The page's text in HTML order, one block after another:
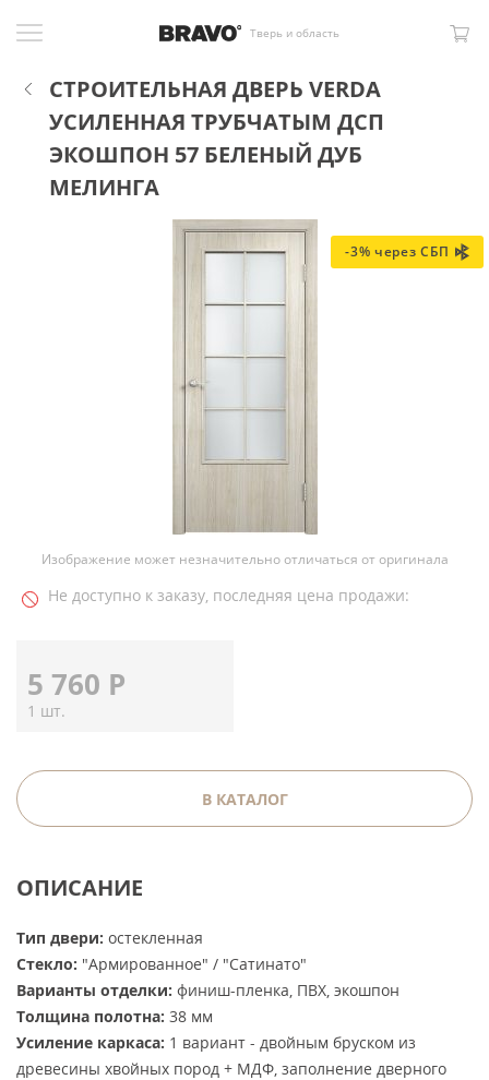
Тверь и область
СТРОИТЕЛЬНАЯ ДВЕРЬ VERDA
УСИЛЕННАЯ ТРУБЧАТЫМ ДСП
ЭКОШПОН 57 БЕЛЕНЫЙ ДУБ
МЕЛИНГА
-3% через СБП
Изображение может незначительно отличаться от оригинала
Не доступно к заказу, последняя цена продажи:
5 760 Р
1 шт.
В КАТАЛОГ
ОПИСАНИЕ
Тип двери: остекленная
Стекло: "Армированное" / "Сатинато"
Варианты отделки: финиш-пленка, ПВХ, экошпон
Толщина полотна: 38 мм
Усиление каркаса: 1 вариант - двойным бруском из
древесины хвойных пород + МДФ, заполнение дверного